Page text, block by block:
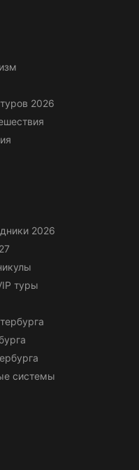
2026
2026
туры
системы